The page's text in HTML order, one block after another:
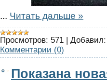
... Читать дальше »
Просмотров: 571 | Добавил:
Комментарии (0)
Показана